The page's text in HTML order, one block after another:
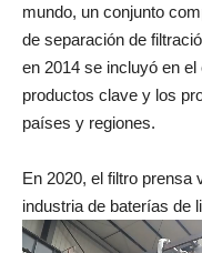
mundo, un conjunto
de separación de
en 2014 se incluyó en
productos clave y los
países y regiones.
En 2020, el filtro prensa
industria de baterías de